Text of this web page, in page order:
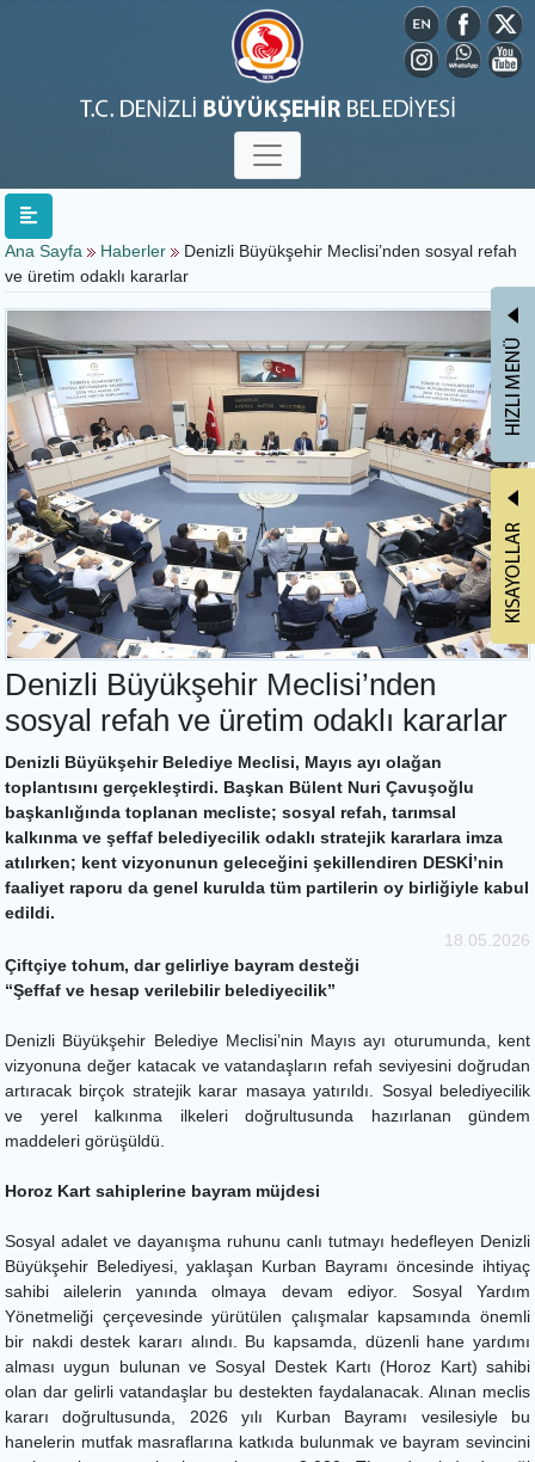
Ana Sayfa Haberler
Denizli Büyükşehir Meclisi’nden sosyal refah
ve üretim odaklı kararlar
Denizli Büyükşehir Meclisi’nden
sosyal refah ve üretim odaklı kararlar
Denizli Büyükşehir Belediye Meclisi, Mayıs ayı olağan
toplantısını gerçekleştirdi. Başkan Bülent Nuri Çavuşoğlu
başkanlığında toplanan mecliste; sosyal refah, tarımsal
kalkınma ve şeffaf belediyecilik odaklı stratejik kararlara imza
atılırken; kent vizyonunun geleceğini şekillendiren DESKİ’nin
faaliyet raporu da genel kurulda tüm partilerin oy birliğiyle kabul
edildi.
18.05.2026
Çiftçiye tohum, dar gelirliye bayram desteği
“Şeffaf ve hesap verilebilir belediyecilik”
Denizli Büyükşehir Belediye Meclisi’nin Mayıs ayı oturumunda, kent
vizyonuna değer katacak ve vatandaşların refah seviyesini doğrudan
artıracak birçok stratejik karar masaya yatırıldı. Sosyal belediyecilik
ve yerel kalkınma ilkeleri doğrultusunda hazırlanan gündem
maddeleri görüşüldü.
Horoz Kart sahiplerine bayram müjdesi
Sosyal adalet ve dayanışma ruhunu canlı tutmayı hedefleyen Denizli
Büyükşehir Belediyesi, yaklaşan Kurban Bayramı öncesinde ihtiyaç
sahibi ailelerin yanında olmaya devam ediyor. Sosyal Yardım
Yönetmeliği çerçevesinde yürütülen çalışmalar kapsamında önemli
bir nakdi destek kararı alındı. Bu kapsamda, düzenli hane yardımı
alması uygun bulunan ve Sosyal Destek Kartı (Horoz Kart) sahibi
olan dar gelirli vatandaşlar bu destekten faydalanacak. Alınan meclis
kararı doğrultusunda, 2026 yılı Kurban Bayramı vesilesiyle bu
hanelerin mutfak masraflarına katkıda bulunmak ve bayram sevincini